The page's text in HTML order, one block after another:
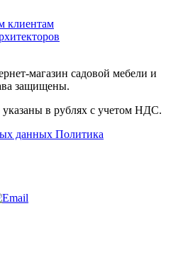
клиентам
магазин садовой мебели и
защищены.
в рублях с учетом НДС.
данных Политика